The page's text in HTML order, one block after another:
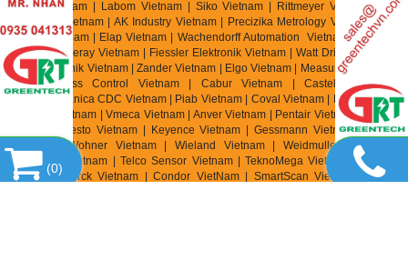
HainzlVietnam | Labom Vietnam | Siko Vietnam | Rittmeyer Vietnam | TR
Electronic Vietnam | AK Industry Vietnam | Precizika Metrology Vietnam | Dis
Sensor Vietnam | Elap Vietnam | Wachendorff Automation Vietnam | Foxboro
Vietnam | Fireray Vietnam |
Fiessler Elektronik Vietnam | Watt Drive Vietnam |
Murr Elektronik Vietnam | Zander Vietnam | Elgo Vietnam | Measurex Vietnam |
Saia Burgess Control Vietnam | Cabur Vietnam | Castel Vietnam |
Elettromeccanica CDC Vietnam | Piab Vietnam | Coval Vietnam | Fipa Vietnam
| Zimmer Vietnam | Vmeca Vietnam | Anver Vietnam | Pentair Vietnam | Aignep
Vietnam | Festo Vietnam | Keyence Vietnam | Gessmann Vietnam | Balluff
Vietnam | Wohner Vietnam | Wieland Vietnam | Weidmuller Vietnam |
Tempatron Vietnam | Telco Sensor Vietnam | TeknoMega Vietnam | Synatel
Vietnam | Turck Vietnam | Condor VietNam | SmartScan VietNam | Knick
(0)